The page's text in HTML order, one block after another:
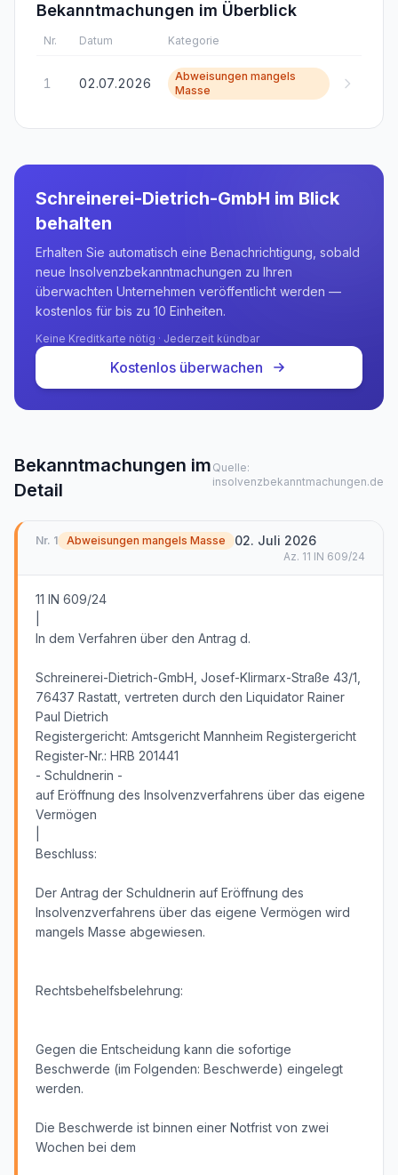
Bekanntmachungen im Überblick
Nr. Datum Kategorie
1 02.07.2026
Abweisungen mangels
Masse
Schreinerei-Dietrich-GmbH im Blick
behalten
Erhalten Sie automatisch eine Benachrichtigung, sobald
neue Insolvenzbekanntmachungen zu Ihren
überwachten Unternehmen veröffentlicht werden —
kostenlos für bis zu 10 Einheiten.
Keine Kreditkarte nötig · Jederzeit kündbar
Kostenlos überwachen
Bekanntmachungen im
Detail
Quelle:
insolvenzbekanntmachungen.de
Nr. 1 Abweisungen mangels Masse 02. Juli 2026
Az. 11 IN 609/24
11 IN 609/24
In dem Verfahren über den Antrag d.
Schreinerei-Dietrich-GmbH, Josef-Klirmarx-Straße 43/1,
76437 Rastatt, vertreten durch den Liquidator Rainer
Paul Dietrich
Registergericht: Amtsgericht Mannheim Registergericht
Register-Nr.: HRB 201441
- Schuldnerin -
auf Eröffnung des Insolvenzverfahrens über das eigene
Vermögen
Beschluss:
Der Antrag der Schuldnerin auf Eröffnung des
Insolvenzverfahrens über das eigene Vermögen wird
mangels Masse abgewiesen.
Rechtsbehelfsbelehrung:
Gegen die Entscheidung kann die sofortige
Beschwerde (im Folgenden: Beschwerde) eingelegt
werden.
Die Beschwerde ist binnen einer Notfrist von zwei
Wochen bei dem